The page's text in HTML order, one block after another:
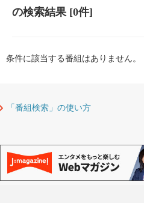
の検索結果[0件]
条件に該当する番組はありません。
「番組検索」の使い方